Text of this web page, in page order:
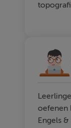
oefenen
Engels